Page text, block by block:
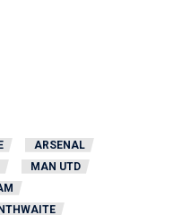
ARSENAL
MAN UTD